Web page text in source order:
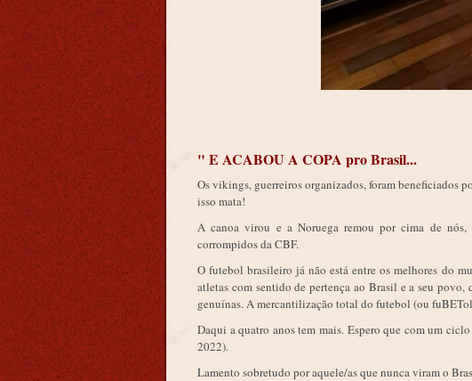
" E ACABOU A COPA pro Brasil...
Os vikings, guerreiros organizados, foram beneficiados
isso mata!
A canoa virou e a Noruega remou por cima de nós,
corrompidos da CBF.
O futebol brasileiro já não está entre os melhores do
atletas com sentido de pertença ao Brasil e a seu
genuínas. A mercantilização total do futebol (ou
Daqui a quatro anos tem mais. Espero que com um
2022).
Lamento sobretudo por aquele/as que nunca viram o